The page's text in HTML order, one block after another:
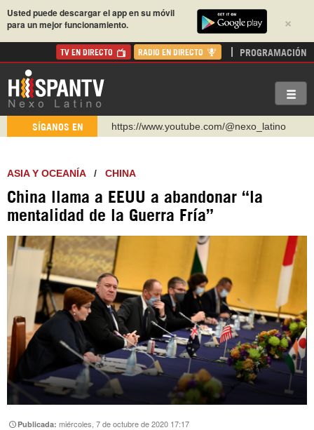
×
Usted puede descargar el app en su móvil
para un mejor funcionamiento.
TV EN DIRECTO RADIO EN DIRECTO PROGRAMACIÓN
SÍGANOS EN
https://www.youtube.com/@nexo_latino
https://t.me/hispantvcanal
https://urmedium.com/c/hispantv
WhatsApp y Viber: +98 921 79 29 404
https://www.facebook.com/Nexolatino.Canal
ASIA Y OCEANÍA/ CHINA
China llama a EEUU a abandonar “la
mentalidad de la Guerra Fría”
Publicada:miércoles, 7 de octubre de 2020 17:17